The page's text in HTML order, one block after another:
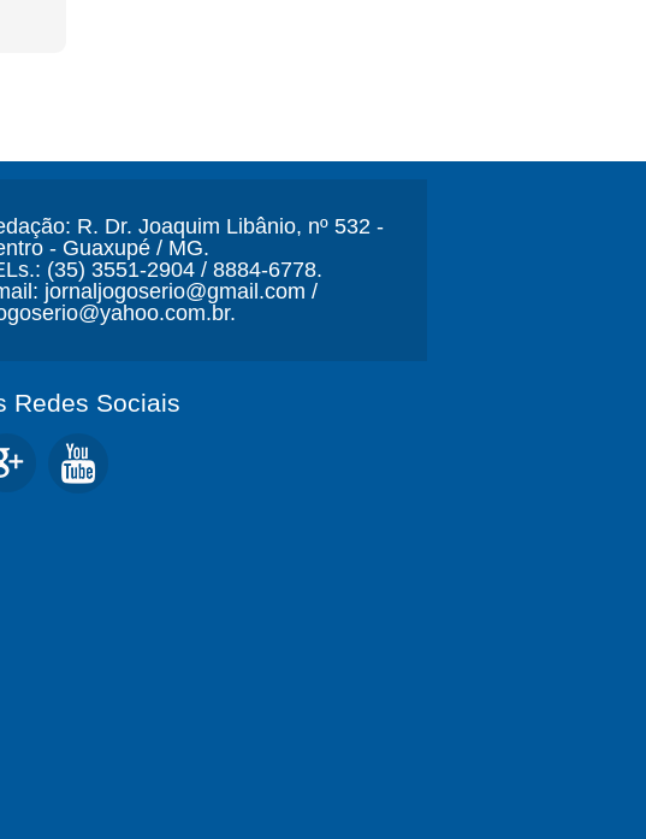
R. Dr. Joaquim Libânio, nº 532 -
- Guaxupé / MG.
(35) 3551-2904 / 8884-6778.
jornaljogoserio@gmail.com /
Redes Sociais